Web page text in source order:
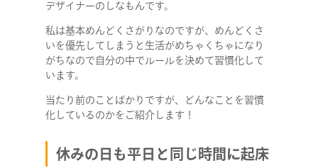
まとめ
デザイナーのしなもんです。
私は基本めんどくさがりなのですが、めんどくさ
いを優先してしまうと生活がめちゃくちゃになり
がちなので自分の中でルールを決めて習慣化して
います。
当たり前のことばかりですが、どんなことを習慣
化しているのかをご紹介します！
休みの日も平日と同じ時間に起床